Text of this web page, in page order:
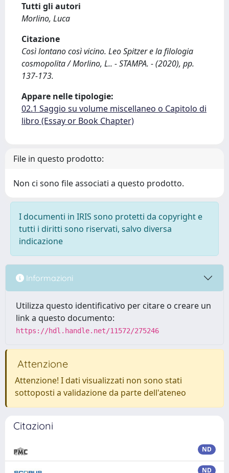
Tutti gli autori
Morlino, Luca
Citazione
Così lontano così vicino. Leo Spitzer e la filologia
cosmopolita / Morlino, L.. - STAMPA. - (2020), pp.
137-173.
Appare nelle tipologie:
02.1 Saggio su volume miscellaneo o Capitolo di
libro (Essay or Book Chapter)
File in questo prodotto:
Non ci sono file associati a questo prodotto.
I documenti in IRIS sono protetti da copyright e
tutti i diritti sono riservati, salvo diversa
indicazione
Informazioni
Utilizza questo identificativo per citare o creare un
link a questo documento:
https://hdl.handle.net/11572/275246
Attenzione
Attenzione! I dati visualizzati non sono stati
sottoposti a validazione da parte dell'ateneo
Citazioni
ND
ND